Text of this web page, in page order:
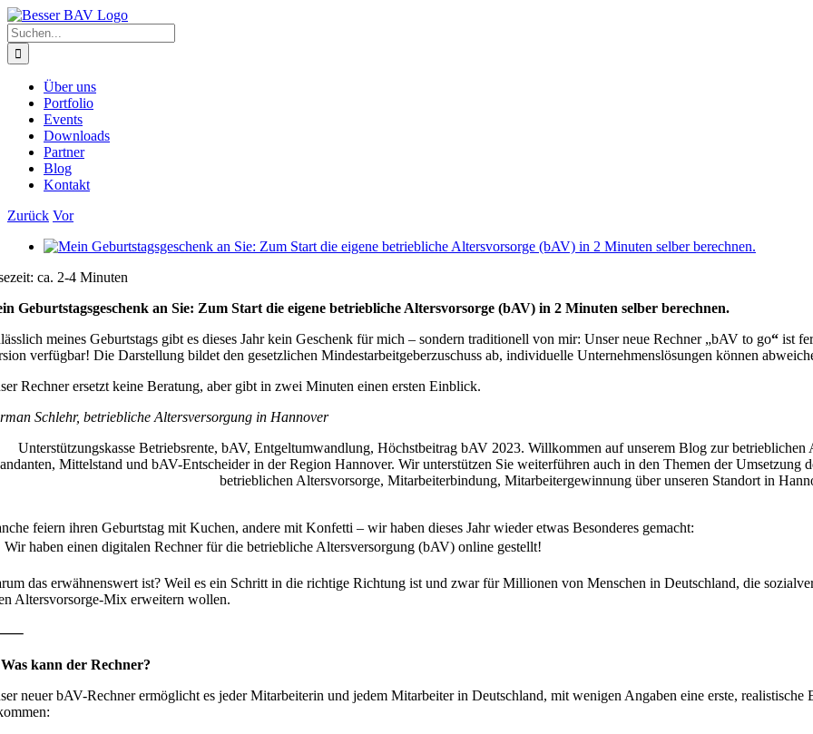
Zum
Inhalt
springen
Facebook
X
Instagram
Pinterest
Suche
nach:
Über uns
Portfolio
Events
Downloads
Partner
Blog
Kontakt
Zurück Vor
Zeige
Bild
ca. 2-4 Minuten
Geburtstagsgeschenk an Sie: Zum Start die eigene betriebliche Altersvorsorge (bAV) in 2 Minuten selber berechnen.
meines Geburtstags gibt es dieses Jahr kein Geschenk für mich – sondern traditionell von mir: Unser neue Rechner „bAV to go“ ist
verfügbar! Die Darstellung bildet den gesetzlichen Mindestarbeitgeberzuschuss ab, individuelle Unternehmenslösungen können
Rechner ersetzt keine Beratung, aber gibt in zwei Minuten einen ersten Einblick.
Schlehr, betriebliche Altersversorgung in Hannover
feiern ihren Geburtstag mit Kuchen, andere mit Konfetti – wir haben dieses Jahr wieder etwas Besonderes gemacht:
haben einen digitalen Rechner für die betriebliche Altersversorgung (bAV) online gestellt!
das erwähnenswert ist? Weil es ein Schritt in die richtige Richtung ist und zwar für Millionen von Menschen in Deutschland, die
Altersvorsorge-Mix erweitern wollen.
kann der Rechner?
neuer bAV-Rechner ermöglicht es jeder Mitarbeiterin und jedem Mitarbeiter in Deutschland, mit wenigen Angaben eine erste, realistische